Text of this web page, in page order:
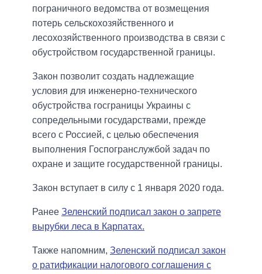
пограничного ведомства от возмещения
потерь сельскохозяйственного и
лесохозяйственного производства в связи с
обустройством государственной границы.
Закон позволит создать надлежащие
условия для инженерно-технического
обустройства госграницы Украины с
сопредельными государствами, прежде
всего с Россией, с целью обеспечения
выполнения Госпогранслужбой задач по
охране и защите государственной границы.
Закон вступает в силу с 1 января 2020 года.
Ранее Зеленский подписал закон о запрете
вырубки леса в Карпатах.
Также напомним, Зеленский подписал закон
о ратификации налогового соглашения с